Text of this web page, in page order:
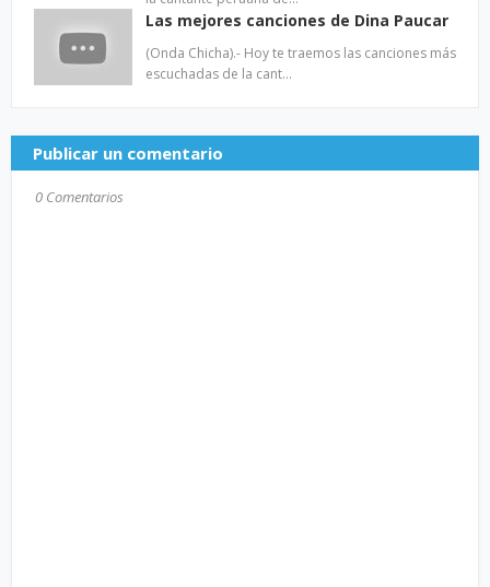
Las mejores canciones de Dina Paucar
(Onda Chicha).- Hoy te traemos las canciones más
escuchadas de la cant…
Publicar un comentario
0 Comentarios